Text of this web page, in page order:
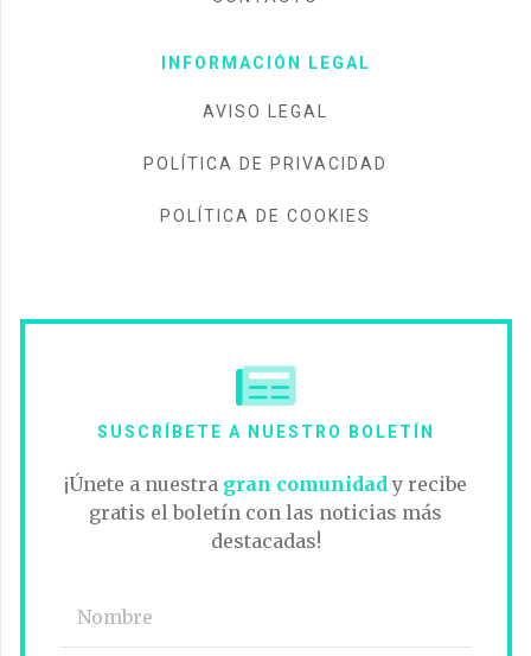
INFORMACIÓN LEGAL
AVISO LEGAL
POLÍTICA DE PRIVACIDAD
POLÍTICA DE COOKIES
SUSCRÍBETE A NUESTRO BOLETÍN
¡Únete a nuestra gran comunidady recibe
gratis el boletín con las noticias más
destacadas!